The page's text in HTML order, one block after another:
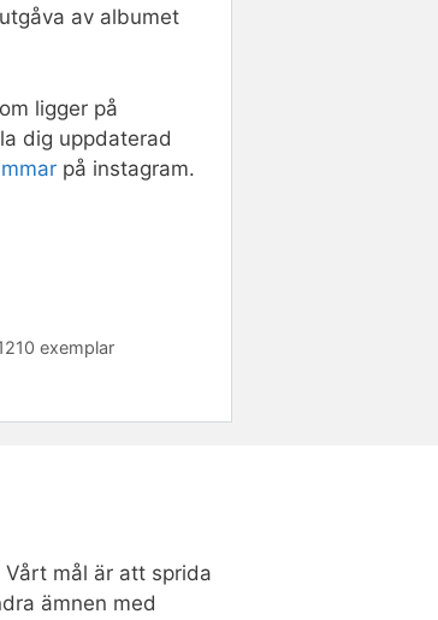
av albumet
ligger på
dig uppdaterad
på instagram.
exemplar
mål är att sprida
ämnen med